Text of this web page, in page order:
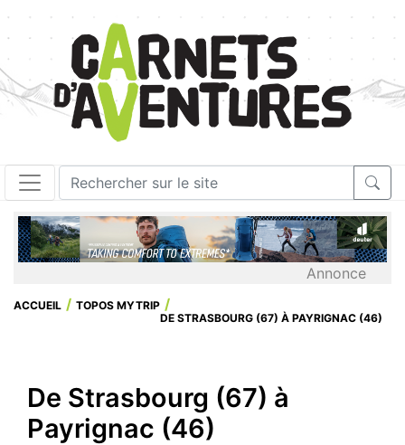
Annonce
ACCUEIL
TOPOS MYTRIP
DE STRASBOURG (67) À PAYRIGNAC (46)
De Strasbourg (67) à
Payrignac (46)